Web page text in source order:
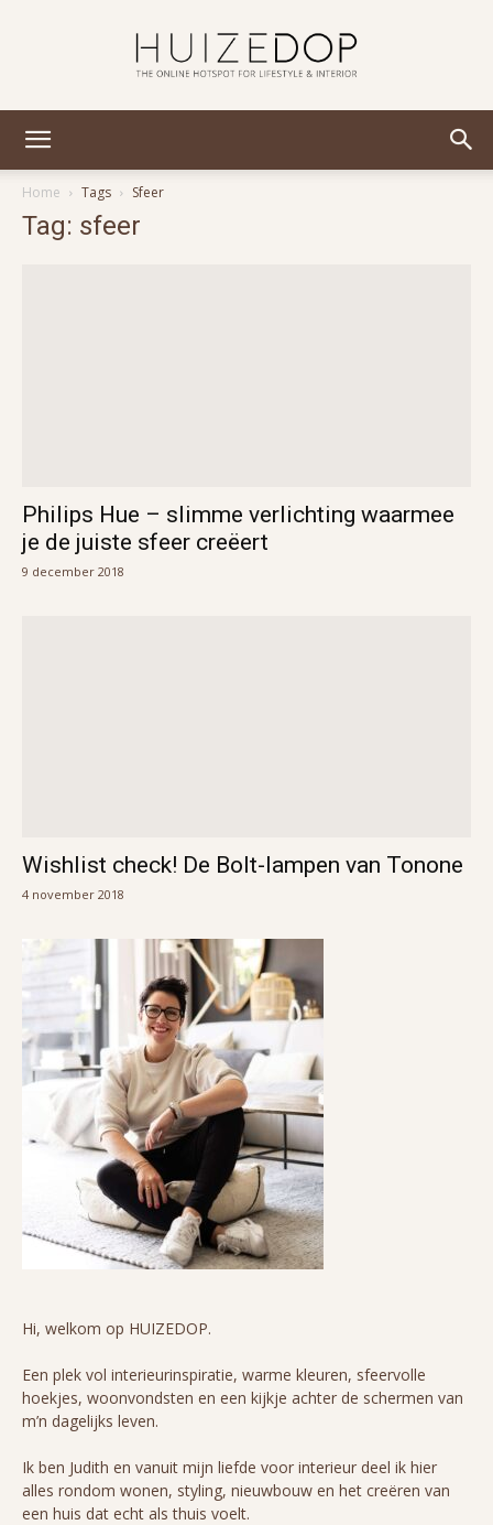
Home
Tags Sfeer
Tag: sfeer
Philips Hue – slimme verlichting waarmee
je de juiste sfeer creëert
9 december 2018
Wishlist check! De Bolt-lampen van Tonone
4 november 2018
Hi, welkom op HUIZEDOP.
Een plek vol interieurinspiratie, warme kleuren, sfeervolle
hoekjes, woonvondsten en een kijkje achter de schermen van
m’n dagelijks leven.
Ik ben Judith en vanuit mijn liefde voor interieur deel ik hier
alles rondom wonen, styling, nieuwbouw en het creëren van
een huis dat echt als thuis voelt.